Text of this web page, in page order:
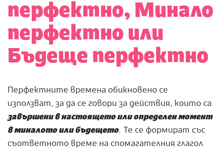
перфектно, Минало
перфектно или
Бъдеще перфектно
Перфектните времена обикновено се
използват, за да се говори за действия, които са
завършени в настоящето или определен момент
в миналото или бъдещето. Те се формират със
съответното време на спомагателния глагол